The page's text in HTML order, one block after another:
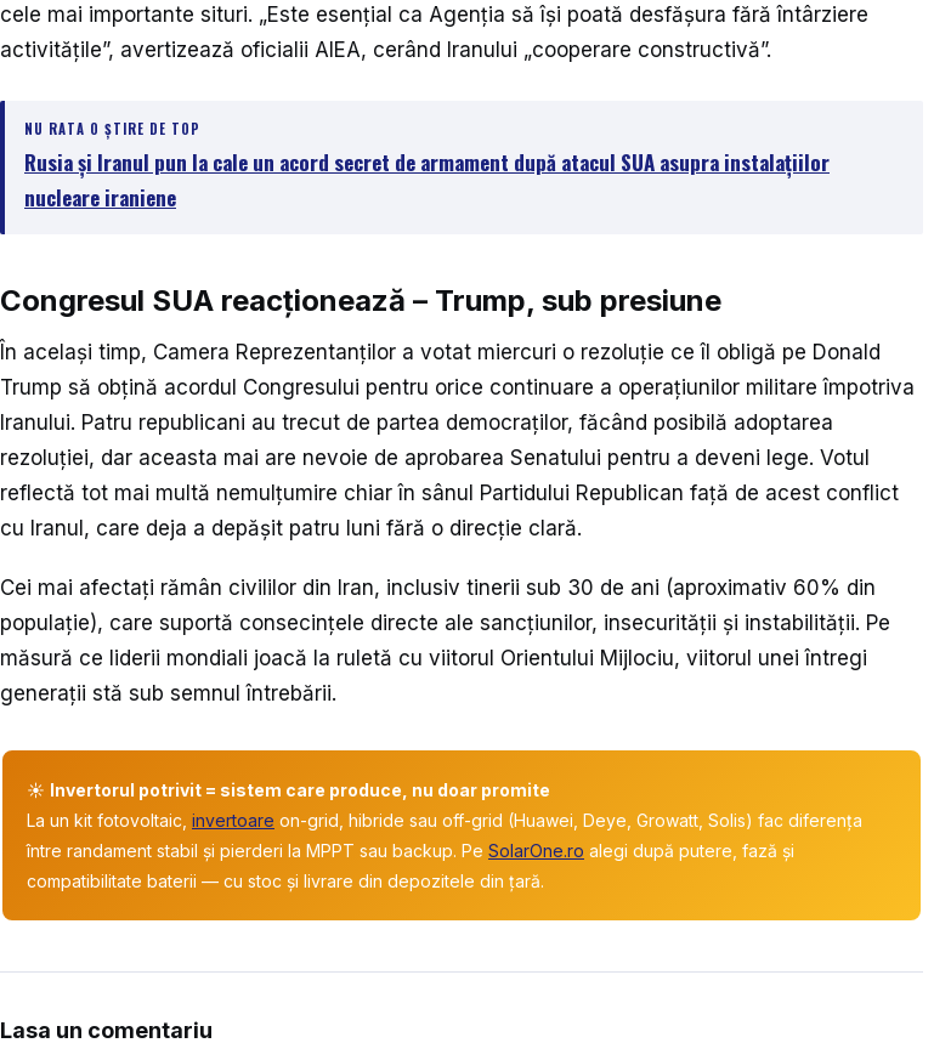
cele mai importante situri. „Este esențial ca Agenția să își poată desfășura fără întârziere
activitățile”, avertizează oficialii AIEA, cerând Iranului „cooperare constructivă”.
NU RATA O ȘTIRE DE TOP
Rusia și Iranul pun la cale un acord secret de armament după atacul SUA asupra instalațiilor
nucleare iraniene
Congresul SUA reacționează – Trump, sub presiune
În același timp, Camera Reprezentanților a votat miercuri o rezoluție ce îl obligă pe Donald
Trump să obțină acordul Congresului pentru orice continuare a operațiunilor militare împotriva
Iranului. Patru republicani au trecut de partea democraților, făcând posibilă adoptarea
rezoluției, dar aceasta mai are nevoie de aprobarea Senatului pentru a deveni lege. Votul
reflectă tot mai multă nemulțumire chiar în sânul Partidului Republican față de acest conflict
cu Iranul, care deja a depășit patru luni fără o direcție clară.
Cei mai afectați rămân civililor din Iran, inclusiv tinerii sub 30 de ani (aproximativ 60% din
populație), care suportă consecințele directe ale sancțiunilor, insecurității și instabilității. Pe
măsură ce liderii mondiali joacă la ruletă cu viitorul Orientului Mijlociu, viitorul unei întregi
generații stă sub semnul întrebării.
☀️ Invertorul potrivit = sistem care produce, nu doar promite
La un kit fotovoltaic, invertoare on-grid, hibride sau off-grid (Huawei, Deye, Growatt, Solis) fac diferența
între randament stabil și pierderi la MPPT sau backup. Pe SolarOne.ro alegi după putere, fază și
compatibilitate baterii — cu stoc și livrare din depozitele din țară.
Lasa un comentariu